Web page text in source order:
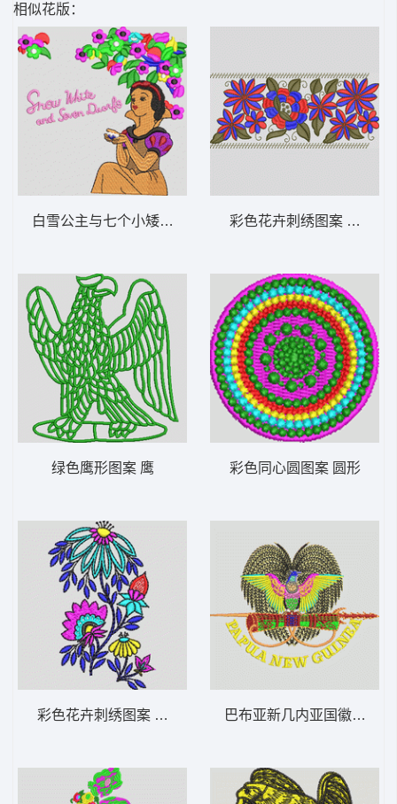
相似花版：
白雪公主与七个小矮人刺绣图案 美女
绿色鹰形图案 鹰
彩色花卉刺绣图案 靓花
彩色花卉刺绣图案 抽象
彩色同心圆图案 圆形
巴布亚新几内亚国徽图案 鹰